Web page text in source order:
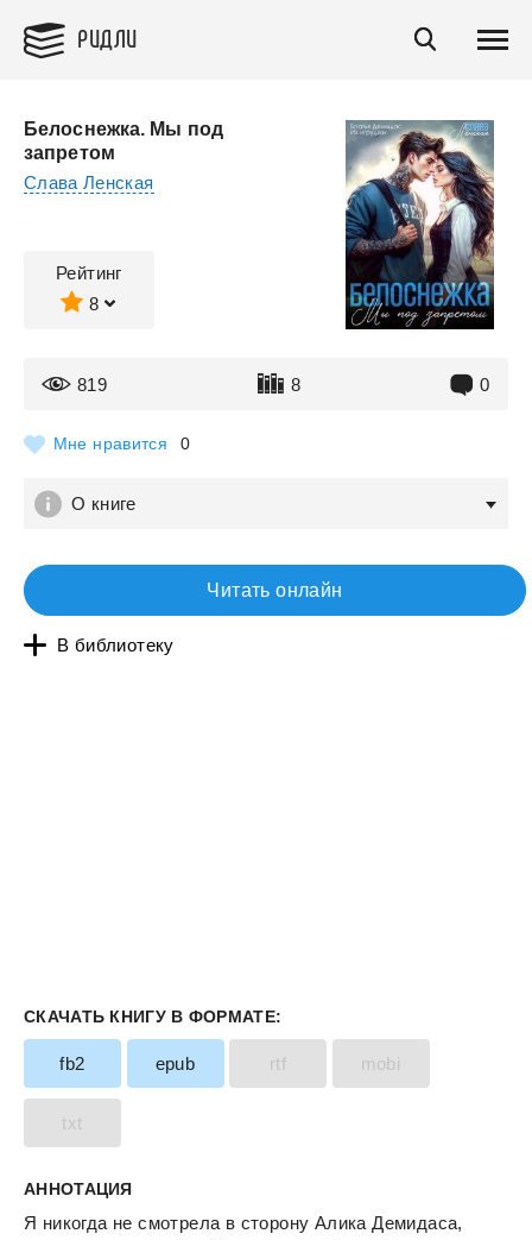
РИДЛИ
Белоснежка. Мы под
запретом
Слава Ленская
Рейтинг
8
819 8 0
Мне нравится 0
О книге
Читать онлайн
В библиотеку
СКАЧАТЬ КНИГУ В ФОРМАТЕ:
fb2 epub rtf mobi
txt
АННОТАЦИЯ
Я никогда не смотрела в сторону Алика Демидаса,